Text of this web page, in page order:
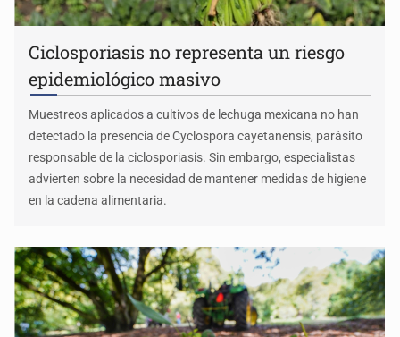
Ciclosporiasis no representa un riesgo
epidemiológico masivo
Muestreos aplicados a cultivos de lechuga mexicana no han
detectado la presencia de Cyclospora cayetanensis, parásito
responsable de la ciclosporiasis. Sin embargo, especialistas
advierten sobre la necesidad de mantener medidas de higiene
en la cadena alimentaria.